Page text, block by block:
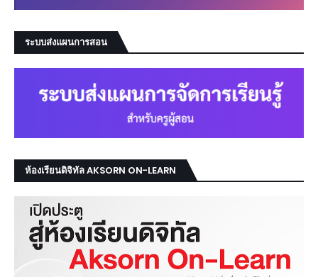
ระบบส่งแผนการสอน
ห้องเรียนดิจิทัล AKSORN ON-LEARN